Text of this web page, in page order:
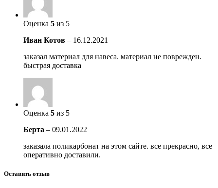
Оценка 5 из 5
Иван Котов – 16.12.2021
заказал материал для навеса. материал не поврежден.
быстрая доставка
Оценка 5 из 5
Берта – 09.01.2022
заказала поликарбонат на этом сайте. все прекрасно, все
оперативно доставили.
Оставить отзыв